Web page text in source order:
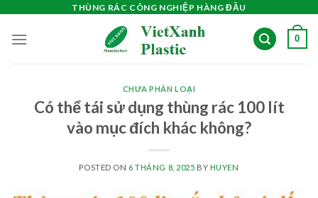
content
THÙNG RÁC CÔNG NGHIỆP HÀNG ĐẦU
0
CHƯA PHÂN LOẠI
Có thể tái sử dụng thùng rác 100 lít
vào mục đích khác không?
POSTED ON 6 THÁNG 8, 2025 BY HUYEN